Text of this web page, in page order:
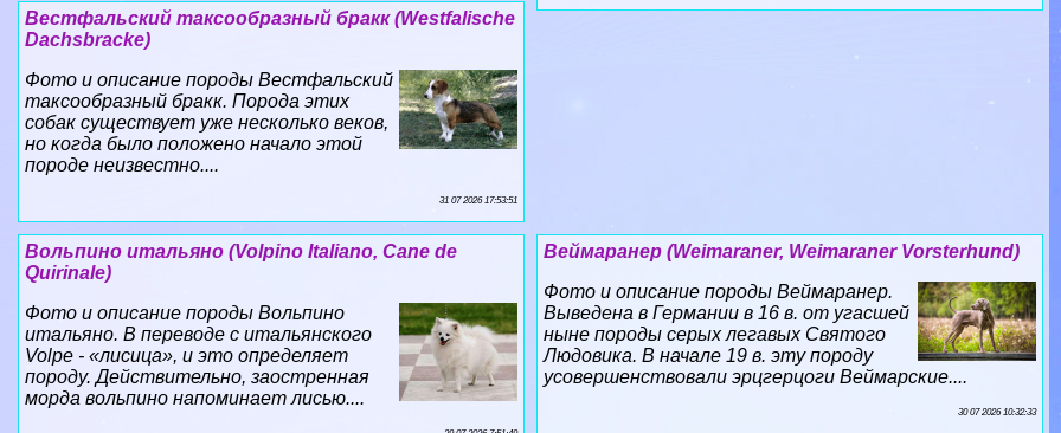
Вестфальский таксообразный бpaкк (Westfalische
Dachsbracke)
Фото и описание породы Вестфальский
таксообразный бpaкк. Порода этих
собак существует уже несколько веков,
но когда было положено начало этой
породе неизвестно....
31 07 2026 17:53:51
Веймаранер (Weimaraner, Weimaraner Vorsterhund)
Фото и описание породы Веймаранер.
Выведена в Германии в 16 в. от угасшей
ныне породы серых легавых Святого
Людовика. В начале 19 в. эту породу
усовершенствовали эрцгерцоги Веймарские....
30 07 2026 10:32:33
Вольпино итальяно (Volpino Italiano, Cane de
Quirinale)
Фото и описание породы Вольпино
итальяно. В переводе с итальянского
Volpe - «лисица», и это определяет
породу. Действительно, заостренная
морда вольпино напоминает лисью....